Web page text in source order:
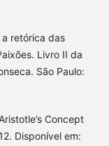
a retórica das
Livro II da
São Paulo:
Concept
Disponível em: